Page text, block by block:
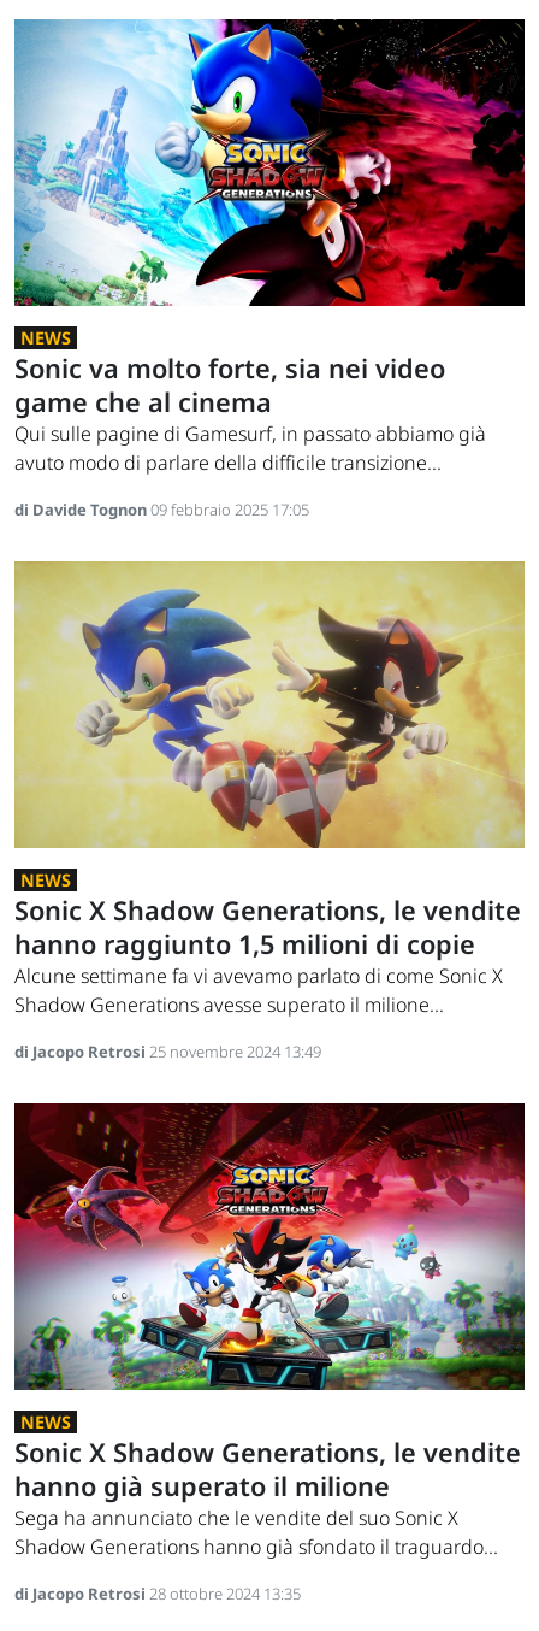
NEWS
Sonic va molto forte, sia nei video
game che al cinema
Qui sulle pagine di Gamesurf, in passato abbiamo già
avuto modo di parlare della difficile transizione...
di Davide Tognon09 febbraio 2025 17:05
NEWS
Sonic X Shadow Generations, le vendite
hanno raggiunto 1,5 milioni di copie
Alcune settimane fa vi avevamo parlato di come Sonic X
Shadow Generations avesse superato il milione...
di Jacopo Retrosi 25 novembre 2024 13:49
NEWS
Sonic X Shadow Generations, le vendite
hanno già superato il milione
Sega ha annunciato che le vendite del suo Sonic X
Shadow Generations hanno già sfondato il traguardo...
di Jacopo Retrosi 28 ottobre 2024 13:35